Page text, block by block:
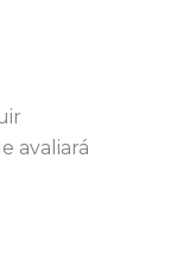
avaliará